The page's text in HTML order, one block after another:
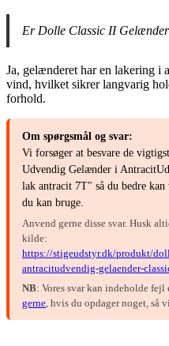
Er Dolle Classic II
Ja, gelænderet har en lakering i
vind, hvilket sikrer langvarig
forhold.
Om spørgsmål og svar:
Vi forsøger at besvare de
Udvendig Gelænder i
lak antracit 7T" så du bedre
du kan bruge.
Anvend gerne disse svar. Husk
kilde:
https://stigeudstyr.dk/produkt/
antracitudvendig-gelaender-
NB: Vores svar kan indeholde
gerne, hvis du opdager noget, så